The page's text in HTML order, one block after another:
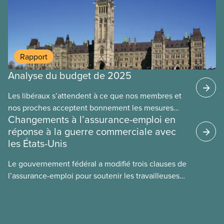
Rapport
Analyse du budget de 2025
Les libéraux s’attendent à ce que nos membres et
nos proches acceptent bonnement les mesures
d’austérité alors que les riches et les grandes
sociétés récoltent les faveurs des libéraux. Ce
budget entraînera la perte de 40 000 emplois dans
prochaines années. Faute du renouvellement de
fonds essentiels, le personnel du secteur des soins
Fiche d’information
Changements à l’assurance-emploi en
réponse à la guerre commerciale avec
les États-Unis
Le gouvernement fédéral a modifié trois clauses de
l’assurance-emploi pour soutenir les travailleuses